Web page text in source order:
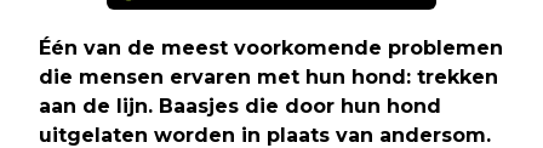
Één van de meest voorkomende problemen
die mensen ervaren met hun hond: trekken
aan de lijn. Baasjes die door hun hond
uitgelaten worden in plaats van andersom.